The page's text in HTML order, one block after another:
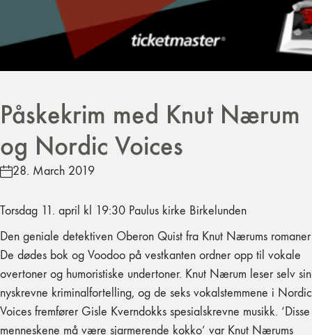
Påskekrim med Knut Nærum
og Nordic Voices
28. March 2019
Torsdag 11. april kl 19:30 Paulus kirke Birkelunden
Den geniale detektiven Oberon Quist fra Knut Nærums romaner
De dødes bok og Voodoo på vestkanten ordner opp til vokale
overtoner og humoristiske undertoner. Knut Nærum leser selv sin
nyskrevne kriminalfortelling, og de seks vokalstemmene i Nordic
Voices fremfører Gisle Kverndokks spesialskrevne musikk. ‘Disse
menneskene må være sjarmerende kokko’ var Knut Nærums